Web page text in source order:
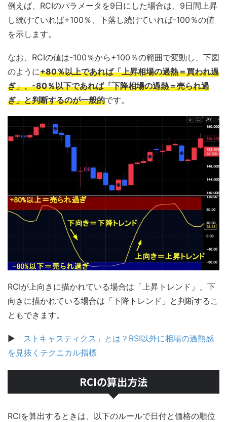
例えば、RCIのパラメータを9日にした場合は、9日間上昇
し続けていれば+100％、下落し続けていれば-100％の値
を示します。
なお、RCIの値は-100％から+100％の範囲で変動し、下図
のように+80％以上であれば「上昇相場の過熱＝買われ過
ぎ」、-80％以下であれば「下降相場の過熱＝売られ過
ぎ」と判断するのが一般的です。
RCIが上向きに描かれている場合は「上昇トレンド」、下
向きに描かれている場合は「下降トレンド」と判断するこ
ともできます。
▶ 「ストキャスティクス」とは？RSI以外に相場の過熱感
を見抜くテクニカル指標
RCIの算出方法
RCIを算出するときは、以下のルールで日付と価格の順位